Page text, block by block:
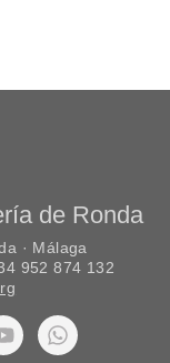
de Ronda
· Málaga
952 874 132